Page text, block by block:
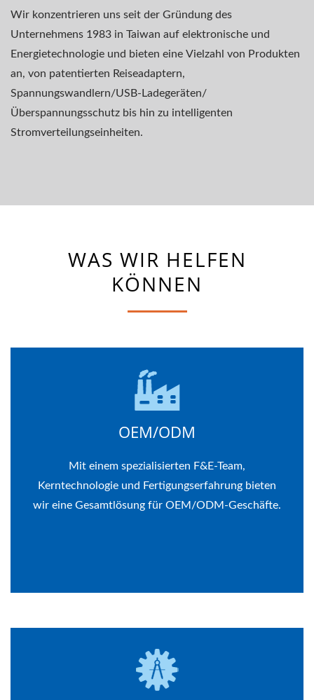
Wir konzentrieren uns seit der Gründung des
Unternehmens 1983 in Taiwan auf elektronische und
Energietechnologie und bieten eine Vielzahl von Produkten
an, von patentierten Reiseadaptern,
Spannungswandlern/USB-Ladegeräten/
Überspannungsschutz bis hin zu intelligenten
Stromverteilungseinheiten.
WAS WIR HELFEN
KÖNNEN
OEM/ODM
Mit einem spezialisierten F&E-Team,
Kerntechnologie und Fertigungserfahrung bieten
wir eine Gesamtlösung für OEM/ODM-Geschäfte.